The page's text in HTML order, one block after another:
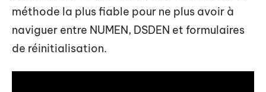
méthode la plus fiable pour ne plus avoir à
naviguer entre NUMEN, DSDEN et formulaires
de réinitialisation.